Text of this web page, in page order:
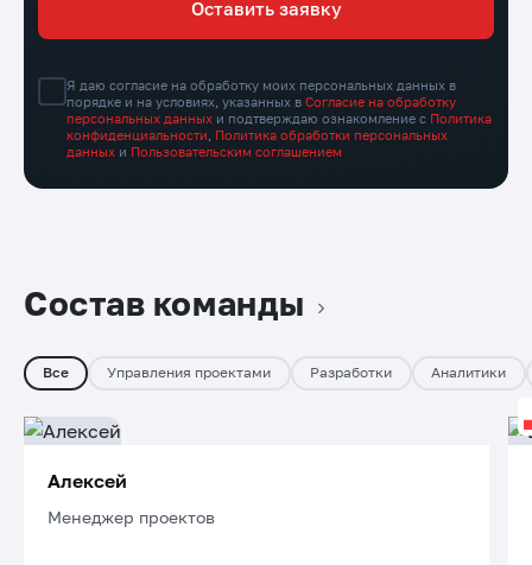
Оставить заявку
Я даю согласие на обработку моих персональных данных в
порядке и на условиях, указанных в Согласие на обработку
персональных данных и подтверждаю ознакомление с Политика
конфиденциальности
Политика обработки персональных
данных и Пользовательским соглашением
Состав команды
Все Управления проектами Разработки Аналитики
Алексей
Менеджер проектов